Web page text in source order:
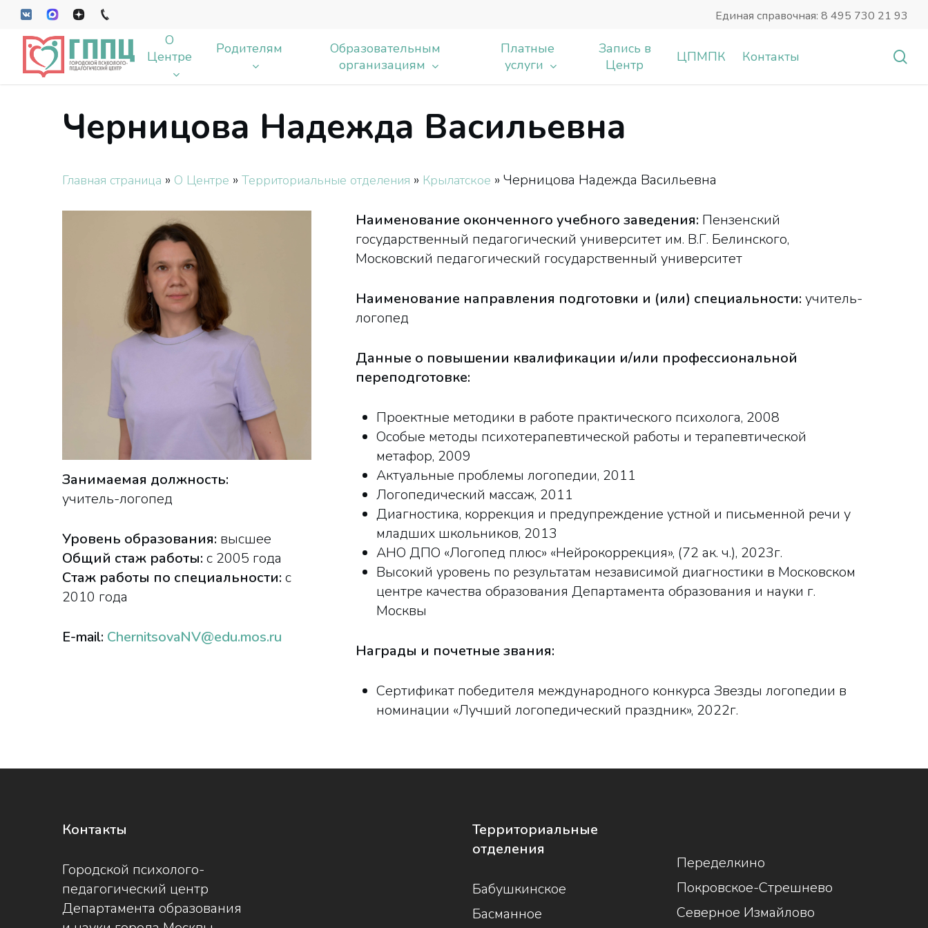
Skip
main
content
VK MAX Dzen tel Единая справочная: 8 495 730 21 93
Enter чтобы искать, Esc чтобы закрыть
О
Центре
Родителям
Образовательным
организациям
Платные
услуги
Запись в
Центр
ЦПМПК Контакты
Черницова Надежда Васильевна
Главная страница » О Центре » Территориальные отделения » Крылатское »Черницова Надежда Васильевна
Занимаемая должность:
учитель-логопед
Уровень образования: высшее
Общий стаж работы: с 2005 года
Стаж работы по специальности: с
2010 года
E-mail: ChernitsovaNV@edu.mos.ru
Наименование оконченного учебного заведения: Пензенский
государственный педагогический университет им. В.Г. Белинского,
Московский педагогический государственный университет
Наименование направления подготовки и (или) специальности: учитель-
логопед
Данные о повышении квалификации и/или профессиональной
переподготовке:
Проектные методики в работе практического психолога, 2008
Особые методы психотерапевтической работы и терапевтической
метафор, 2009
Актуальные проблемы логопедии, 2011
Логопедический массаж, 2011
Диагностика, коррекция и предупреждение устной и письменной речи у
младших школьников, 2013
АНО ДПО «Логопед плюс» «Нейрокоррекция», (72 ак. ч.), 2023г.
Высокий уровень по результатам независимой диагностики в Московском
центре качества образования Департамента образования и науки г.
Москвы
Награды и почетные звания:
Сертификат победителя международного конкурса Звезды логопедии в
номинации «Лучший логопедический праздник», 2022г.
Контакты
Городской психолого-
педагогический центр
Департамента образования
Территориальные
отделения
Бабушкинское
Басманное
Переделкино
Покровское-Стрешнево
Северное Измайлово